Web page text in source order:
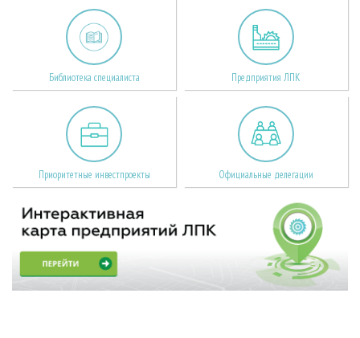
Библиотека специалиста Предприятия ЛПК
Приоритетные инвестпроекты Официальные делегации